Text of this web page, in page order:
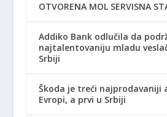
OTVORENA MOL SERVISNA
Addiko Bank odlučila da
najtalentovaniju mladu
Srbiji
Škoda je treći najprodavaniji
Evropi, a prvi u Srbiji